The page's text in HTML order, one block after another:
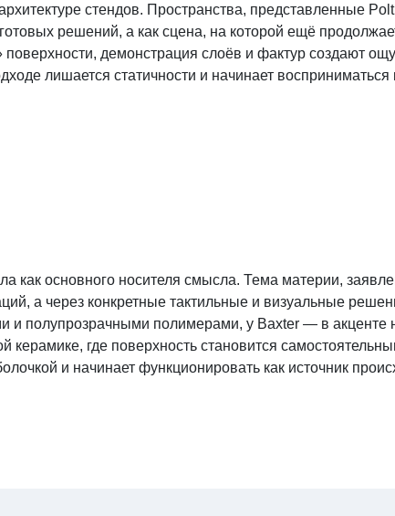
стендов. Пространства, представленные
решений, а как сцена, на которой ещё
демонстрация слоёв и фактур создают
лишается статичности и начинает восприниматься
как основного носителя смысла. Тема материи,
а через конкретные тактильные и визуальные
и полупрозрачными полимерами, у Baxter — в акценте
керамике, где поверхность становится
и начинает функционировать как источник